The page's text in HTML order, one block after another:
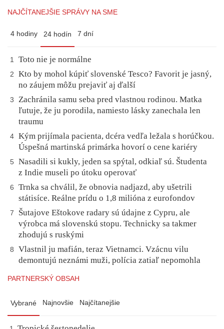
NAJČÍTANEJŠIE SPRÁVY NA SME
4 hodiny 24 hodín 7 dní
1 Toto nie je normálne
2
Kto by mohol kúpiť slovenské Tesco? Favorit je jasný,
no záujem môžu prejaviť aj ďalší
3
Zachránila samu seba pred vlastnou rodinou. Matka
ľutuje, že ju porodila, namiesto lásky zanechala len
traumu
4 Kým prijímala pacienta, dcéra vedľa ležala s horúčkou.
Úspešná martinská primárka hovorí o cene kariéry
5
Nasadili si kukly, jeden sa spýtal, odkiaľ sú. Študenta
z Indie museli po útoku operovať
6
Trnka sa chválil, že obnovia nadjazd, aby ušetrili
státisíce. Reálne prídu o 1,8 milióna z eurofondov
7
Šutajove Eštokove radary sú údajne z Cypru, ale
výrobca má slovenskú stopu. Technicky sa takmer
zhodujú s ruskými
8
Vlastnil ju mafián, teraz Vietnamci. Vzácnu vilu
demontujú neznámi muži, polícia zatiaľ nepomohla
PARTNERSKÝ OBSAH
Vybrané Najnovšie Najčítanejšie